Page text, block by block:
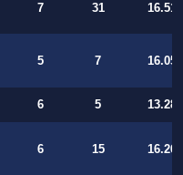
7 31 16.514
5 7 16.054
6 5 13.283
6 15 16.269